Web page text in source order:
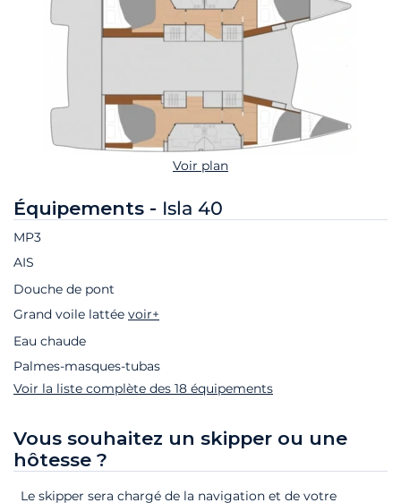
Voir plan
Équipements - Isla 40
MP3
AIS
Douche de pont
Grand voile lattée voir+
Eau chaude
Palmes-masques-tubas
Voir la liste complète des 18 équipements
Vous souhaitez un skipper ou une
hôtesse ?
Le skipper sera chargé de la navigation et de votre